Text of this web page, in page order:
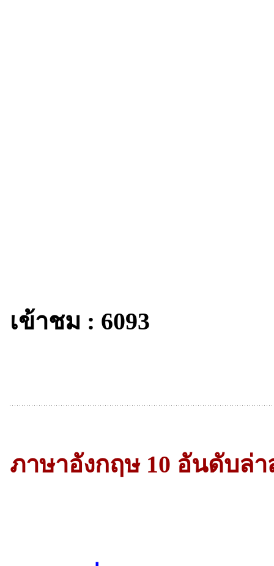
เข้าชม : 6093
ภาษาอังกฤษ 10 อันดับล่